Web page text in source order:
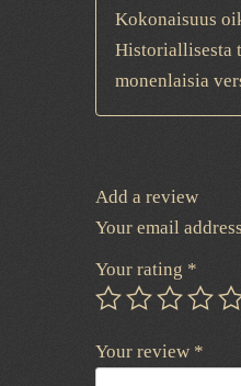
Kokonaisuus
Historiallisesta
monenlaisia
Add a review
Your email
Your rating *
Your review *